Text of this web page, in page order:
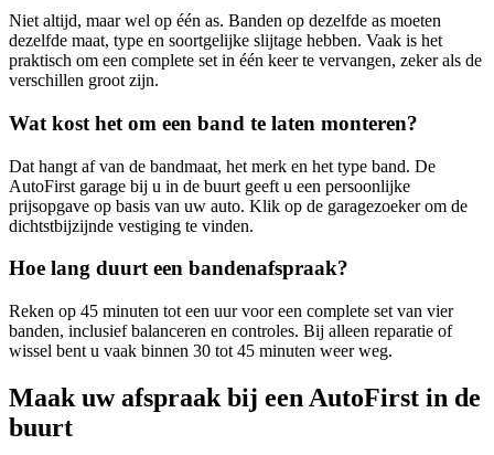
Niet altijd, maar wel op één as. Banden op dezelfde as moeten
dezelfde maat, type en soortgelijke slijtage hebben. Vaak is het
praktisch om een complete set in één keer te vervangen, zeker als de
verschillen groot zijn.
Wat kost het om een band te laten monteren?
Dat hangt af van de bandmaat, het merk en het type band. De
AutoFirst garage bij u in de buurt geeft u een persoonlijke
prijsopgave op basis van uw auto. Klik op de garagezoeker om de
dichtstbijzijnde vestiging te vinden.
Hoe lang duurt een bandenafspraak?
Reken op 45 minuten tot een uur voor een complete set van vier
banden, inclusief balanceren en controles. Bij alleen reparatie of
wissel bent u vaak binnen 30 tot 45 minuten weer weg.
Maak uw afspraak bij een AutoFirst in de
buurt